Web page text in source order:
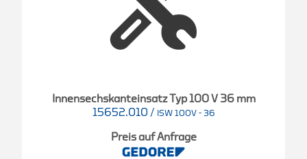
Innensechskanteinsatz Typ 100 V 36 mm
15652.010 / ISW 100V - 36
Preis auf Anfrage